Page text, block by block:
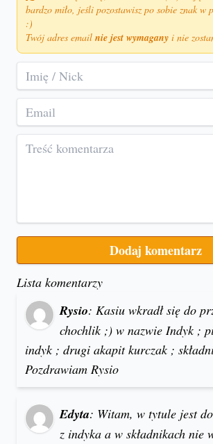
bardzo miło, jeśli pozostawisz po sobie znak w
:)
Twój adres email nie jest wymagany i nie
Lista komentarzy
Rysio: Kasiu wkradł się do
chochlik ;) w nazwie Indyk ;
indyk ; drugi akapit kurczak ;
Pozdrawiam Rysio
Edyta: Witam, w tytule jest
z indyka a w składnikach nie